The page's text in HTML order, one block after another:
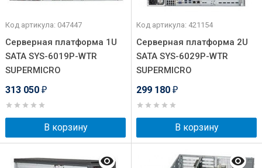
Код артикула: 047447
Серверная платформа 1U
SATA SYS-6019P-WTR
SUPERMICRO
313 050 ₽
В корзину
Код артикула: 421154
Серверная платформа 2U
SATA SYS-6029P-WTR
SUPERMICRO
299 180 ₽
В корзину